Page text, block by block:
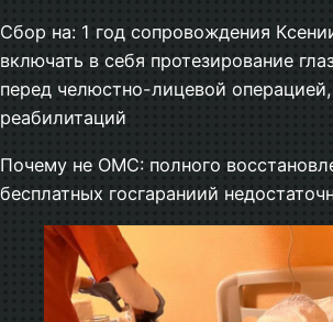
Сбор на: 1 год сопровождения
включать в себя протезирование
перед челюстно-лицевой
реабилитаций
Почему не ОМС: полного
бесплатных госгараниий